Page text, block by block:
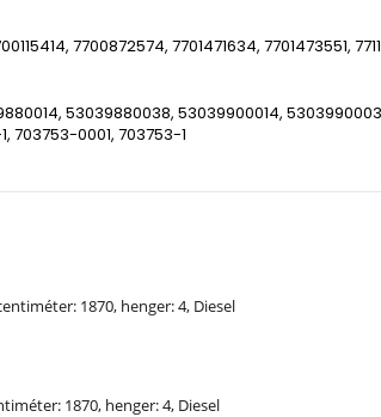
7700872574, 7701471634, 7701473551,
53039880038, 53039900014,
703753-0001, 703753-1
1870, henger: 4, Diesel
1870, henger: 4, Diesel